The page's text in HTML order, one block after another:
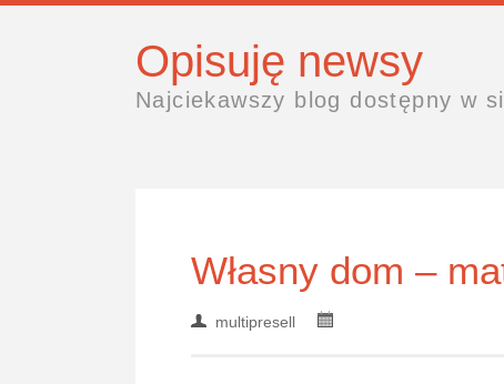
Opisuję newsy
Najciekawszy blog dostępny w
Własny dom –
multipresell